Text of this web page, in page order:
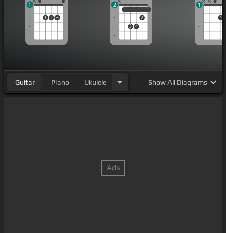
1 2 3
1
1
3 4
2
1
1 1
2
1
1
Guitar Piano Ukulele ShowAll Diagrams